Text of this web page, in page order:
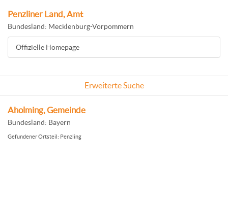
Penzliner Land, Amt
Bundesland: Mecklenburg-Vorpommern
Offizielle Homepage
Erweiterte Suche
Aholming, Gemeinde
Bundesland: Bayern
Gefundener Ortsteil: Penzling